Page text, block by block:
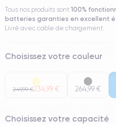
Tous nos produits sont 100%
batteries garanties en excellent
Livré avec cable de chargement.
Choisissez votre couleur
249,99 €234,99 € 264,99 €
Choisissez votre capacité